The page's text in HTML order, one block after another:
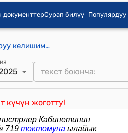
документтерСурап билүү Популярдуу
КР Өкмөтүнүн 2010-жылдын 25-ноябрындагы №299 "Камсыздандыруу келишиминдеги айрым коркунучтар боюнча жоопкерчиликтин максималдуу көлөмүн белгилөө жөнүн" токтому
күчүн жоготту!